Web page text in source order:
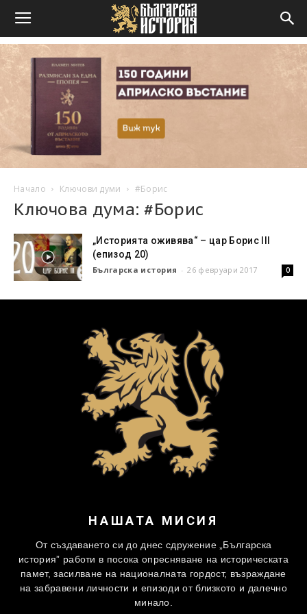
Начало Ключови думи #Борис
Ключова дума: #Борис
„Историята оживява“ – цар Борис III
(епизод 20)
Българска история - 26 февруари 2017 0
НАШАТА МИСИЯ
От създаването си до днес сдружение „Българска
история” работи в посока опресняване на историческата
памет, засилване на националната гордост, възраждане
на забравени личности и епизоди от близкото и далечно
минало.